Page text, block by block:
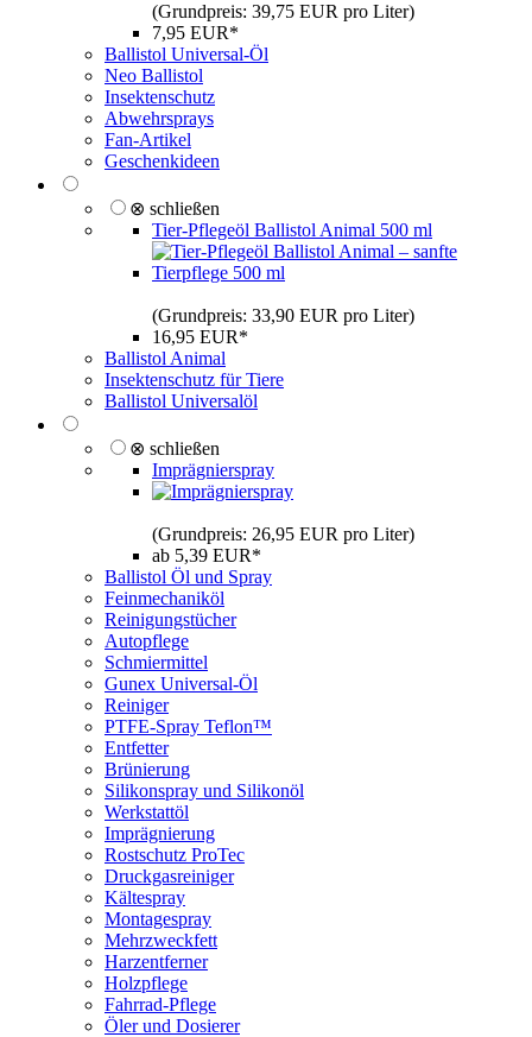
(Grundpreis: 39,75 EUR pro Liter)
7,95 EUR*
Ballistol Universal-Öl
Neo Ballistol
Insektenschutz
Abwehrsprays
Fan-Artikel
Geschenkideen
⊗ schließen
Tier-Pflegeöl Ballistol Animal 500 ml
(Grundpreis: 33,90 EUR pro Liter)
16,95 EUR*
Ballistol Animal
Insektenschutz für Tiere
Ballistol Universalöl
⊗ schließen
Imprägnierspray
(Grundpreis: 26,95 EUR pro Liter)
ab 5,39 EUR*
Ballistol Öl und Spray
Feinmechaniköl
Reinigungstücher
Autopflege
Schmiermittel
Gunex Universal-Öl
Reiniger
PTFE-Spray Teflon™
Entfetter
Brünierung
Silikonspray und Silikonöl
Werkstattöl
Imprägnierung
Rostschutz ProTec
Druckgasreiniger
Kältespray
Montagespray
Mehrzweckfett
Harzentferner
Holzpflege
Fahrrad-Pflege
Öler und Dosierer